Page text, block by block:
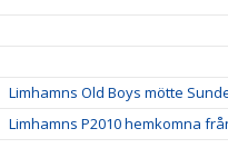
Limhamns Old Boys mötte
Limhamns P2010 hemkomna